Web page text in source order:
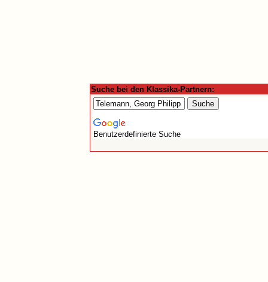
Suche bei den Klassika-Partnern:
Benutzerdefinierte Suche